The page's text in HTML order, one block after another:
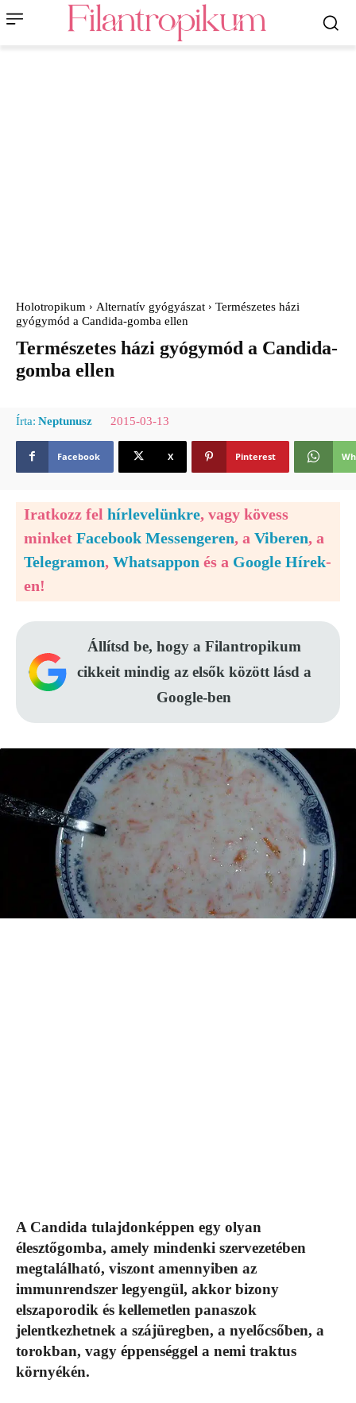
Holotropikum Alternatív gyógyászat
Természetes házi
gyógymód a Candida-gomba ellen
Természetes házi gyógymód a Candida-
gomba ellen
Írta: Neptunusz 2015-03-13
Facebook X Pinterest
Iratkozz fel hírlevelünkre, vagy kövess
minket Facebook Messengeren, a Viberen, a
Telegramon, Whatsappon és a Google Hírek-
en!
Állítsd be, hogy a Filantropikum
cikkeit mindig az elsők között lásd a
Google-ben
A Candida tulajdonképpen egy olyan
élesztőgomba, amely mindenki szervezetében
megtalálható, viszont amennyiben az
immunrendszer legyengül, akkor bizony
elszaporodik és kellemetlen panaszok
jelentkezhetnek a szájüregben, a nyelőcsőben, a
torokban, vagy éppenséggel a nemi traktus
környékén.